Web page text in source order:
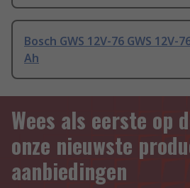
Bosch GWS 12V-76 GWS 12V-
Ah
Wees als eerste op
onze nieuwste
aanbiedingen